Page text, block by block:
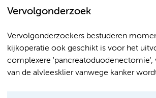
Vervolgonderzoek
Vervolgonderzoekers bestuderen
kijkoperatie ook geschikt is voor het
complexere 'pancreatoduodenectomie',
van de alvleesklier vanwege kanker